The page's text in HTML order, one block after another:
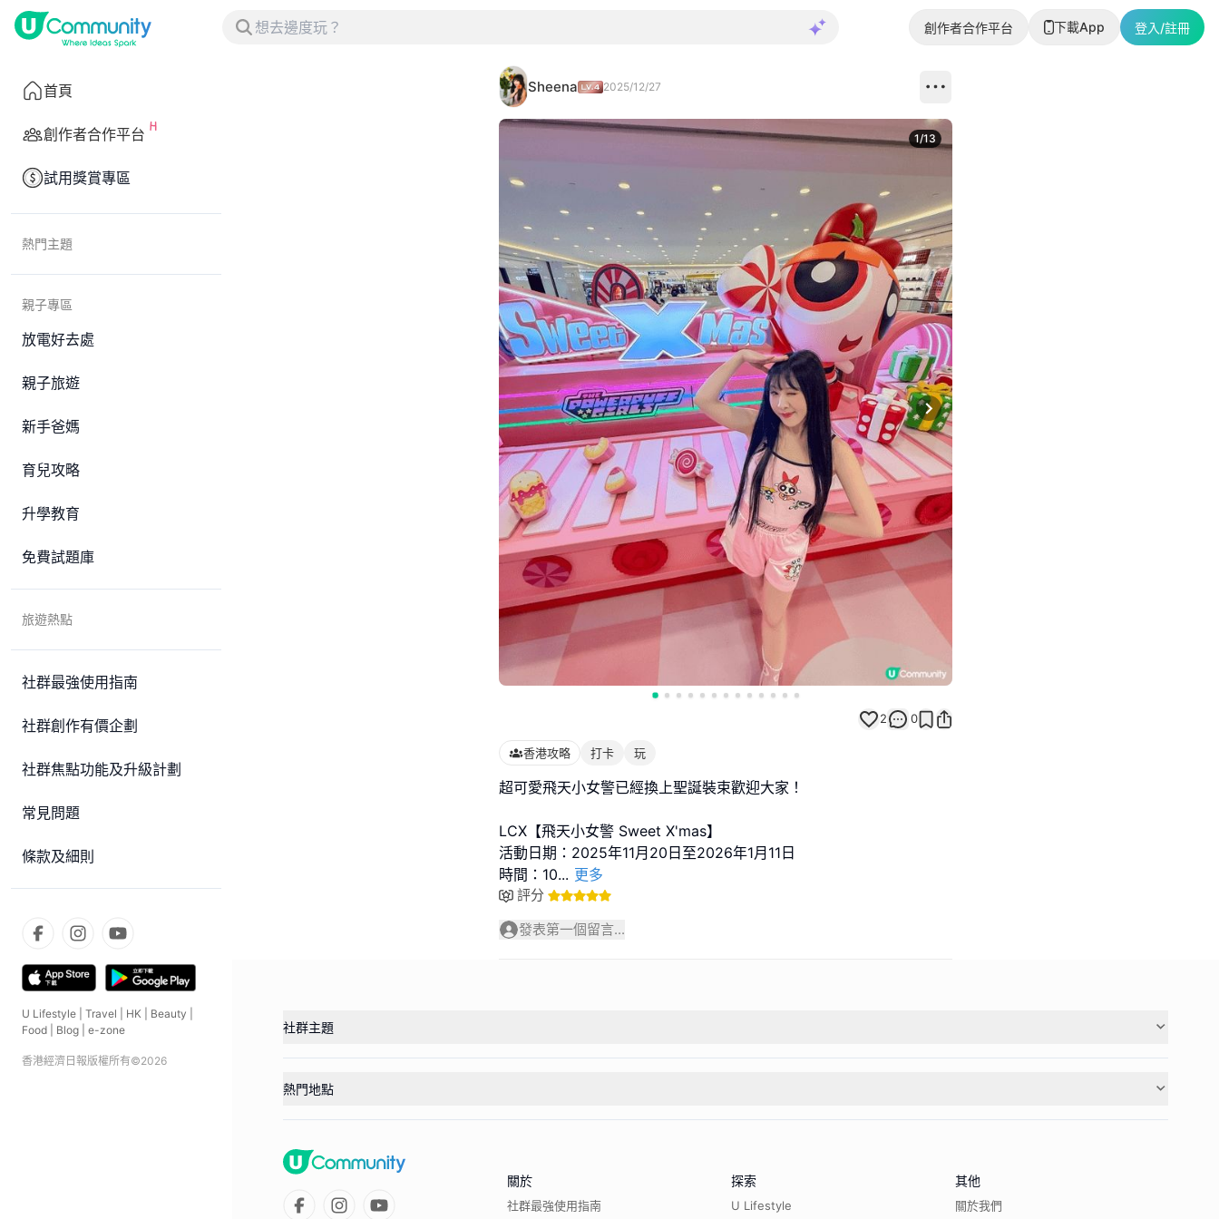
創作者合作平台 下載App 登入/註冊
首頁
創作者合作平台
試用獎賞專區
熱門主題
親子專區
放電好去處
親子旅遊
新手爸媽
育兒攻略
升學教育
免費試題庫
旅遊熱點
社群最強使用指南
社群創作有價企劃
社群焦點功能及升級計劃
常見問題
條款及細則
U Lifestyle Travel HK Beauty
Food
Blog e-zone
香港經濟日報版權所有©2026
Sheena 2025/12/27
Next slide
1/13
2 0
香港攻略 打卡 玩
超可愛飛天小女警已經換上聖誕裝束歡迎大家！
LCX【飛天小女警 Sweet X'mas】
活動日期：2025年11月20日至2026年1月11日
時間：10... 更多
評分
發表第一個留言...
社群主題
熱門地點
關於
社群最強使用指南
探索
U Lifestyle
其他
關於我們